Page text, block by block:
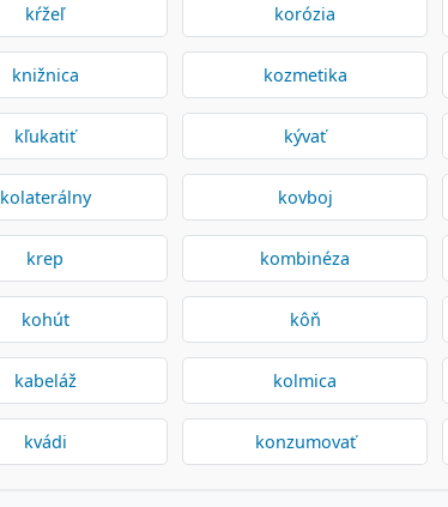
kŕžeľ korózia
knižnica kozmetika
kľukatiť kývať
kolaterálny kovboj
krep kombinéza
kohút kôň
kabeláž kolmica
kvádi konzumovať